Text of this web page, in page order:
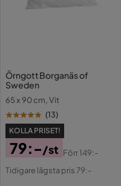
Örngott Borganäs of
Sweden
65 x 90 cm, Vit
(13)
KOLLA PRISET!
Pris
79:-/st
Original
Förr149:-
Tidigare lägsta pris 79:-